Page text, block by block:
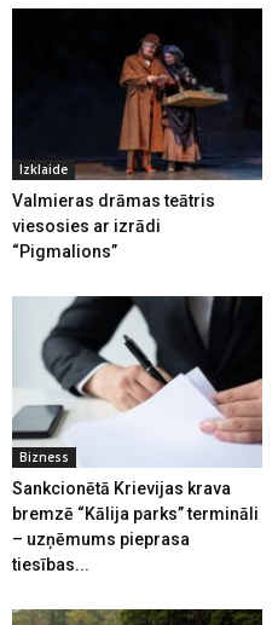
Izklaide
Valmieras drāmas teātris
viesosies ar izrādi
“Pigmalions”
Bizness
Sankcionētā Krievijas krava
bremzē “Kālija parks” termināli
– uzņēmums pieprasa
tiesības...